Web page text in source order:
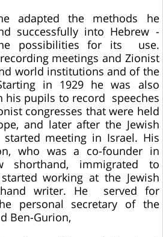
adapted the methods he
successfully into Hebrew -
possibilities for its use.
meetings and Zionist
world institutions and of the
in 1929 he was also
his pupils to record speeches
congresses that were held
and later after the Jewish
meeting in Israel. His
who was a co-founder in
shorthand, immigrated to
working at the Jewish
writer. He served for
personal secretary of the
Ben-Gurion,